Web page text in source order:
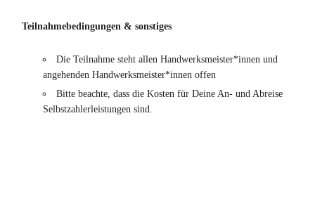
Teilnahmebedingungen & sonstiges
Die Teilnahme steht allen Handwerksmeister*innen und
angehenden Handwerksmeister*innen offen
Bitte beachte, dass die Kosten für Deine An- und Abreise
Selbstzahlerleistungen sind.